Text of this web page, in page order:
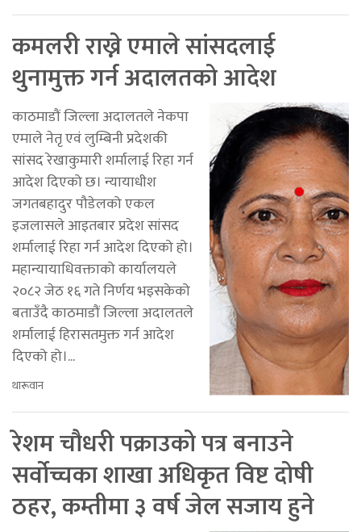
कमलरी राख्ने एमाले सांसदलाई
थुनामुक्त गर्न अदालतको आदेश
काठमाडौं जिल्ला अदालतले नेकपा
एमाले नेतृ एवं लुम्बिनी प्रदेशकी
सांसद रेखाकुमारी शर्मालाई रिहा गर्न
आदेश दिएको छ। न्यायाधीश
जगतबहादुर पौडेलको एकल
इजलासले आइतबार प्रदेश सांसद
शर्मालाई रिहा गर्न आदेश दिएको हो।
महान्यायाधिवक्ताको कार्यालयले
२०८२ जेठ १६ गते निर्णय भइसकेको
बताउँदै काठमाडौं जिल्ला अदालतले
शर्मालाई हिरासतमुक्त गर्न आदेश
दिएको हो।...
थारूवान
रेशम चौधरी पक्राउको पत्र बनाउने
सर्वोच्चका शाखा अधिकृत विष्ट दोषी
ठहर, कम्तीमा ३ वर्ष जेल सजाय हुने